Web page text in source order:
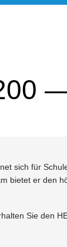
sich für
bietet er den
Sie den